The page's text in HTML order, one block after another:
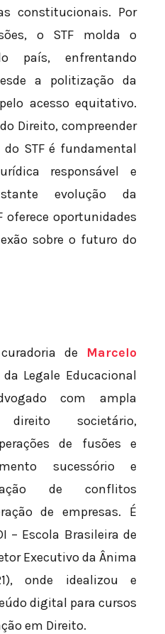
constitucionais. Por
o STF molda o
país, enfrentando
a politização da
acesso equitativo.
Direito, compreender
STF é fundamental
responsável e
evolução da
oferece oportunidades
sobre o futuro do
de Marcelo
da Legale Educacional
com ampla
societário,
de fusões e
sucessório e
de conflitos
de empresas. É
– Escola Brasileira de
Executivo da Ânima
onde idealizou e
digital para cursos
em Direito.